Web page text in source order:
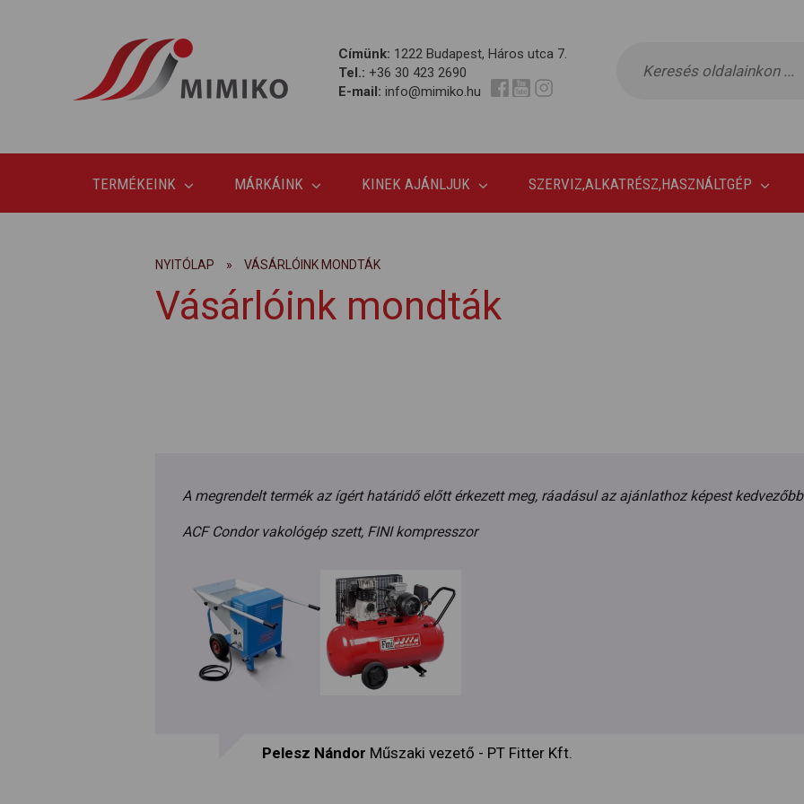
Címünk: 1222 Budapest, Háros utca 7.
Tel.: +36 30 423 2690
E-mail: info@mimiko.hu
TERMÉKEINK MÁRKÁINK KINEK AJÁNLJUK SZERVIZ,ALKATRÉSZ,HASZNÁLTGÉP
NYITÓLAP » VÁSÁRLÓINK MONDTÁK
Vásárlóink mondták
A megrendelt termék az ígért határidő előtt érkezett meg, ráadásul az ajánlathoz képest
ACF Condor vakológép szett, FINI kompresszor
Pelesz Nándor Műszaki vezető - PT Fitter Kft.